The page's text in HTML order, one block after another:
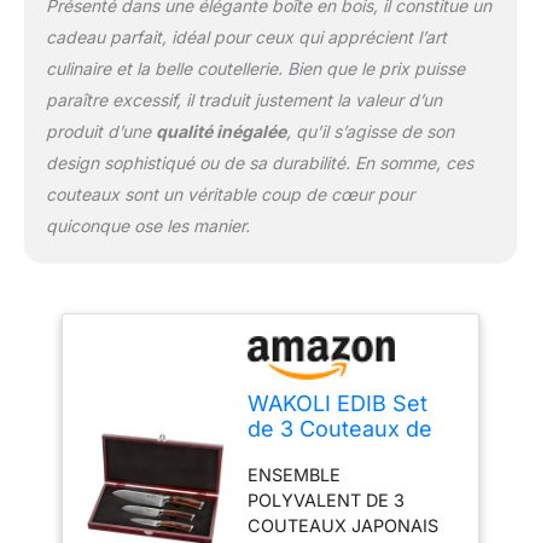
précises. Les traitements
thermiques et
cryogéniques renforcent
la structure de l‘acier
damassé, garantissant
que le couteau reste
tranchant plus
longtemps. PLUS DE
PLAISIR EN CUISINE:
agréable. Vous ne
deviendrez pas
nécessairement un
meilleur cuisinier, mais
vous aborderez la
confiance et serez prêt à
relever de nouveaux
défis. Un bon outil
Présenté dans une élégante boîte en bois, il constitue un
cadeau parfait, idéal pour ceux qui apprécient l’art
culinaire et la belle coutellerie. Bien que le prix puisse
paraître excessif, il traduit justement la valeur d’un
produit d’une qualité inégalée, qu’il s’agisse de son
design sophistiqué ou de sa durabilité. En somme, ces
couteaux sont un véritable coup de cœur pour
quiconque ose les manier.
WAKOLI EDIB Set
de 3 Couteaux de
Damas, Noyau VG10
ENSEMBLE
POLYVALENT DE 3
COUTEAUX JAPONAIS